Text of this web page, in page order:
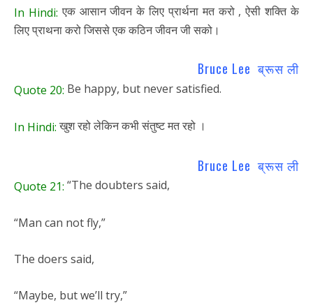
In Hindi: एक आसान जीवन के लिए प्रार्थना मत करो , ऐसी शक्ति के
लिए प्राथना करो जिससे एक कठिन जीवन जी सको।
Bruce Lee ब्रूस ली
Quote 20: Be happy, but never satisfied.
In Hindi:खुश रहो लेकिन कभी संतुष्ट मत रहो ।
Bruce Lee ब्रूस ली
Quote 21: “The doubters said,
“Man can not fly,”
The doers said,
“Maybe, but we’ll try,”